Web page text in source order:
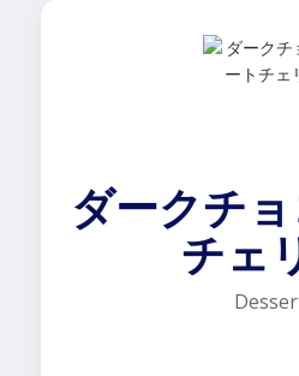
ダークチ
チェ